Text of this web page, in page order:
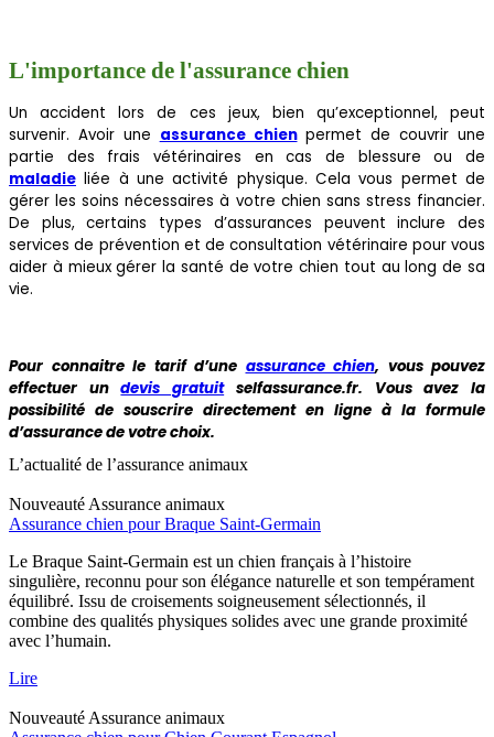
L'importance de l'assurance chien
Un accident lors de ces jeux, bien qu’exceptionnel, peut
survenir. Avoir une assurance chienpermet de couvrir une
partie des frais vétérinaires en cas de blessure ou de
maladie liée à une activité physique. Cela vous permet de
gérer les soins nécessaires à votre chien sans stress financier.
De plus, certains types d’assurances peuvent inclure des
services de prévention et de consultation vétérinaire pour vous
aider à mieux gérer la santé de votre chien tout au long de sa
vie.
Pour connaitre le tarif d’une assurance chien, vous pouvez
effectuer undevis gratuitselfassurance.fr. Vous avez la
possibilité de souscrire directement en ligne à la formule
d’assurance de votre choix.
L’actualité de l’assurance animaux
Nouveauté Assurance animaux
Assurance chien pour Braque Saint-Germain
Le Braque Saint-Germain est un chien français à l’histoire
singulière, reconnu pour son élégance naturelle et son tempérament
équilibré. Issu de croisements soigneusement sélectionnés, il
combine des qualités physiques solides avec une grande proximité
avec l’humain.
Lire
Nouveauté Assurance animaux